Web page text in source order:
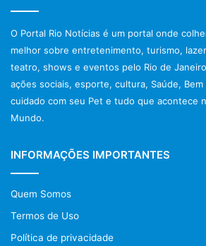
O Portal Rio Notícias é um portal onde
melhor sobre entretenimento, turismo,
teatro, shows e eventos pelo Rio de
ações sociais, esporte, cultura, Saúde, Bem
cuidado com seu Pet e tudo que acontece
Mundo.
INFORMAÇÕES IMPORTANTES
Quem Somos
Termos de Uso
Política de privacidade